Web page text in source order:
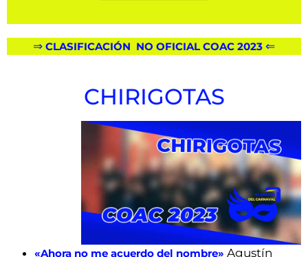
⇒ CLASIFICACIÓN NO OFICIAL COAC 2023 ⇐
CHIRIGOTAS
«Ahora no me acuerdo del nombre» Agustín